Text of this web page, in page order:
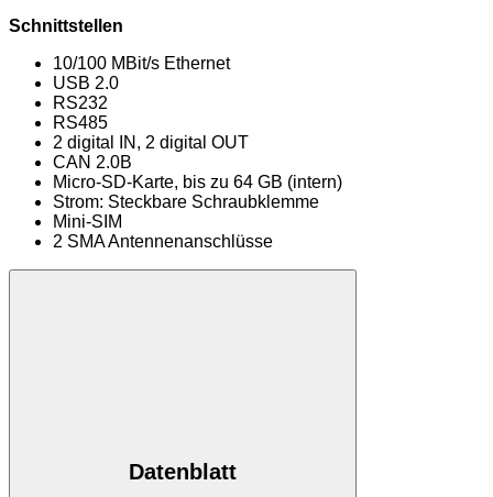
Schnittstellen
10/100 MBit/s Ethernet
USB 2.0
RS232
RS485
2 digital IN, 2 digital OUT
CAN 2.0B
Micro-SD-Karte, bis zu 64 GB (intern)
Strom: Steckbare Schraubklemme
Mini-SIM
2 SMA Antennenanschlüsse
Datenblatt